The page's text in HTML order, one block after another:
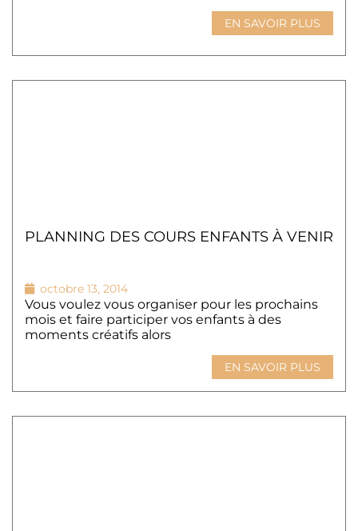
EN SAVOIR PLUS
PLANNING DES COURS ENFANTS À VENIR
octobre 13, 2014
Vous voulez vous organiser pour les prochains
mois et faire participer vos enfants à des
moments créatifs alors
EN SAVOIR PLUS